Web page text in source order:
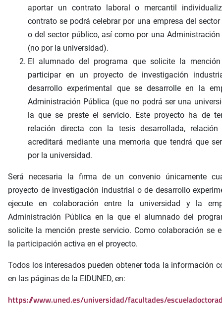
aportar un contrato laboral o mercantil
contrato se podrá celebrar por una empresa del
o del sector público, así como por una
(no por la universidad).
El alumnado del programa que solicite la mención
participar en un proyecto de investigación
desarrollo experimental que se desarrolle en la
Administración Pública (que no podrá ser una
la que se preste el servicio. Este proyecto ha de
relación directa con la tesis desarrollada,
acreditará mediante una memoria que tendrá que
por la universidad.
Será necesaria la firma de un convenio únicamente
proyecto de investigación industrial o de desarrollo
ejecute en colaboración entre la universidad y la
Administración Pública en la que el alumnado del
solicite la mención preste servicio. Como colaboración se
la participación activa en el proyecto.
Todos los interesados pueden obtener toda la información
en las páginas de la EIDUNED, en:
https://www.uned.es/universidad/facultades/